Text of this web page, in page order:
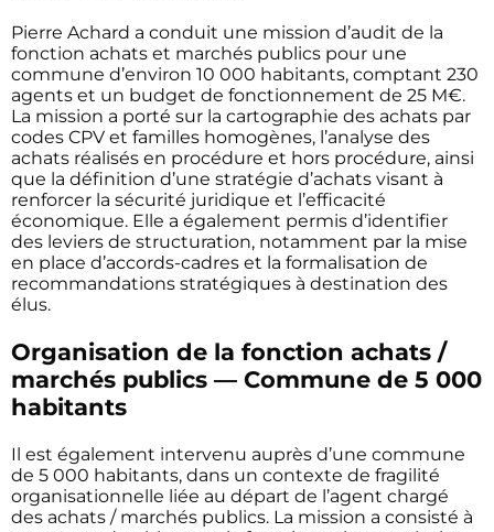
Pierre Achard a conduit une mission d’audit de la
fonction achats et marchés publics pour une
commune d’environ 10 000 habitants, comptant 230
agents et un budget de fonctionnement de 25 M€.
La mission a porté sur la cartographie des achats par
codes CPV et familles homogènes, l’analyse des
achats réalisés en procédure et hors procédure, ainsi
que la définition d’une stratégie d’achats visant à
renforcer la sécurité juridique et l’efficacité
économique. Elle a également permis d’identifier
des leviers de structuration, notamment par la mise
en place d’accords-cadres et la formalisation de
recommandations stratégiques à destination des
élus.
Organisation de la fonction achats /
marchés publics — Commune de 5 000
habitants
Il est également intervenu auprès d’une commune
de 5 000 habitants, dans un contexte de fragilité
organisationnelle liée au départ de l’agent chargé
des achats / marchés publics. La mission a consisté à